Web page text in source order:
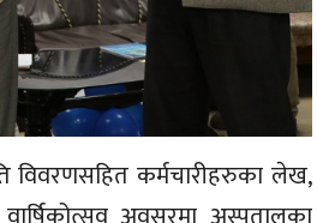
विवरणसहित कर्मचारीहरुका लेख,